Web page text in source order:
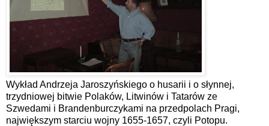
Wykład Andrzeja Jaroszyńskiego o husarii i o słynnej,
trzydniowej bitwie Polaków, Litwinów i Tatarów ze
Szwedami i Brandenburczykami na przedpolach Pragi,
największym starciu wojny 1655-1657, czyli Potopu.